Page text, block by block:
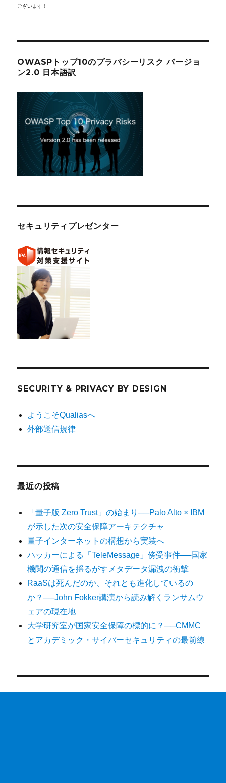
ございます！
OWASPトップ10のプラバシーリスク バージョ
ン2.0 日本語訳
セキュリティプレゼンター
SECURITY & PRIVACY BY DESIGN
ようこそQualiasへ
外部送信規律
最近の投稿
「量子版 Zero Trust」の始まり──Palo Alto × IBM
が示した次の安全保障アーキテクチャ
量子インターネットの構想から実装へ
ハッカーによる「TeleMessage」傍受事件──国家
機関の通信を揺るがすメタデータ漏洩の衝撃
RaaSは死んだのか、それとも進化しているの
か？──John Fokker講演から読み解くランサムウ
ェアの現在地
大学研究室が国家安全保障の標的に？──CMMC
とアカデミック・サイバーセキュリティの最前線